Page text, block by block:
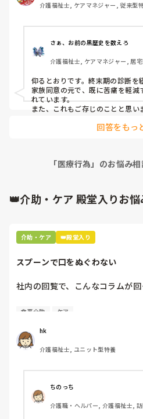
ご家族もいますが、もうすでに
なっているのに、そこまでして
て、なんになるのか？ご家族の
苦痛と莫大な医療費を費やして
います。
介護に関しても、気分で食べたく
べられなくなっている方に、誤
も、どうなのか？と思います。
が、ご本人の意思も確認できな
見込みのない方への医療行為はこ
ることはここまでですよ、と線
終末期を迎えられた方には、医療
介護福祉士, ケアマネジャー, 従来型
さぁ、お前の黒歴史を数えろ
介護福祉士, ケアマネジャー, 居
仰るとおりです。終末期の診断を
家族同意の元で、既に苦痛を軽
れています。
また、これもご存じのことと思
まで」と明確に線引きされていま
さて、こちらは憲法第25条を廃
100歳だから、末期ガンでなにを
サービス提供を拒否していること
という理由で医療を提供しないと
幇助であり、殺人です。
そうすると、重度心身障害者医療
ですからね。
いるだけで社会的な悪とレッテル
看取りケアに関しても、「終末期
親は苦しみながら死んでいった。
ならないのか。眠るように静か
はないのか」と考える人も多い
を高める、生きる権利なのです。
少しでも長く生きることを選ぶの
ないことを選択するのも、選ぶ権
法定後見人でも医療後見が出来な
回答をもっ
「医療行為」のお悩み
👑介助・ケア 殿堂入りお悩
介助・ケア 👑殿堂入り
スプーンで口をぬぐわない
社内の回覧で、こんなコラムが回
[スプーンで口をぬぐわない]
自分やっちゃってるなと思いまし
皆さんはどうですか⁇
食事介助 ケア
hk
介護福祉士, ユニット型特養
ちのっち
介護職・ヘルパー, 介護福祉士,